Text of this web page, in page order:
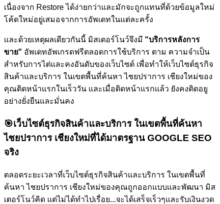
เนื่องจาก Restore ได้ง่ายกว่าและมักจะถูกแทนที่ด้วยข้อมูลใหม่
โค้ดใหม่อยู่เสมอจากการอัพเดทในแต่ละครั้ง
และด้วยเหตุผลเดียวกันนี้ มิสเตอร์โนว์จึงมี "บริการหลังการ
ขาย" อัพเดทอัพเกรดฟรีตลอดการใช้บริการ ตาม ความจำเป็น
สำหรับการไต่และคงอันดับของเว็บไซต์ เพื่อทำให้เว็บไซต์ธุรกิจ
สินค้าและบริการ ในเขตพื้นที่ค้นหา ไชยปราการ เชียงใหม่ของ
คุณติดหน้าแรกในเร็ววัน และเมื่อติดหน้าแรกแล้ว ยังคงติดอยู
อย่างยั่งยืนและมั่นคง
🎯เว็บไซต์ธุรกิจสินค้าและบริการ ในเขตพื้นที่ค้นหา
ไชยปราการ เชียงใหม่ที่ได้มาตรฐาน GOOGLE SEO
จริง
ตลอดระยะเวลาที่เว็บไซต์ธุรกิจสินค้าและบริการ ในเขตพื้นที่
ค้นหา ไชยปราการ เชียงใหม่ของคุณถูกออกแบบและพัฒนา มิส
เตอร์โนว์คิด แต่ไม่ได้ทำไปเรื่อย...จะได้เสร็จเร็วๆและรับเงินงวด